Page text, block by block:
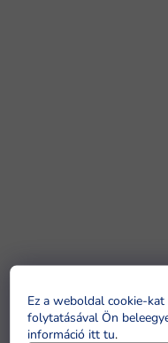
Ez a weboldal cookie-
folytatásával Ön
információ itt tu.